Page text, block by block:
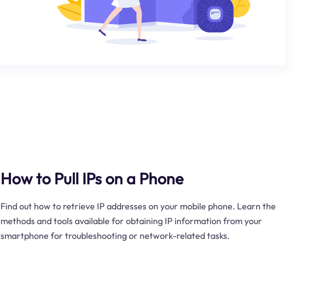
How to Pull IPs on a Phone
Find out how to retrieve IP addresses on your mobile phone. Learn the
methods and tools available for obtaining IP information from your
smartphone for troubleshooting or network-related tasks.